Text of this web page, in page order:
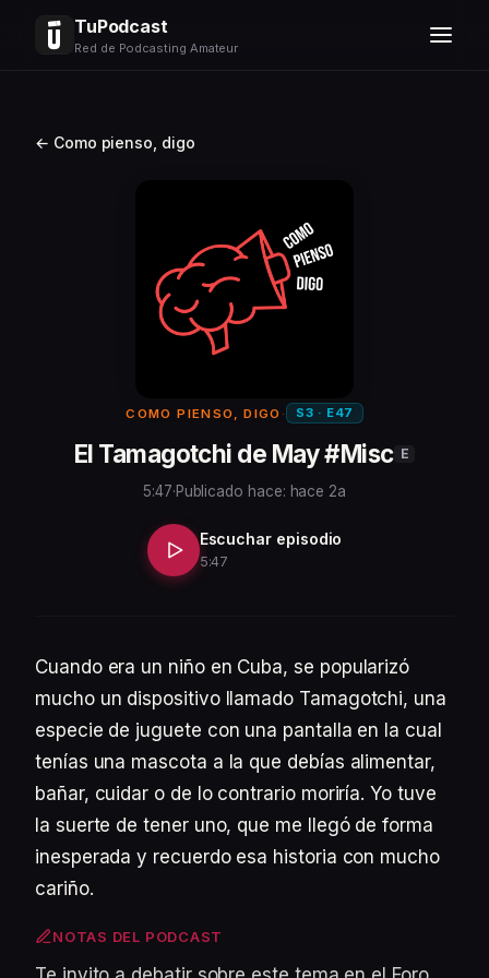
TuPodcast
Red de Podcasting Amateur
← Como pienso, digo
COMO PIENSO, DIGO · S3 · E47
El Tamagotchi de May #Misc E
5:47·Publicado hace: hace 2a
Escuchar episodio
5:47
Cuando era un niño en Cuba, se popularizó
mucho un dispositivo llamado Tamagotchi, una
especie de juguete con una pantalla en la cual
tenías una mascota a la que debías alimentar,
bañar, cuidar o de lo contrario moriría. Yo tuve
la suerte de tener uno, que me llegó de forma
inesperada y recuerdo esa historia con mucho
cariño.
NOTAS DEL PODCAST